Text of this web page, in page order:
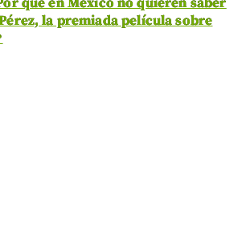
la premiada película sobre